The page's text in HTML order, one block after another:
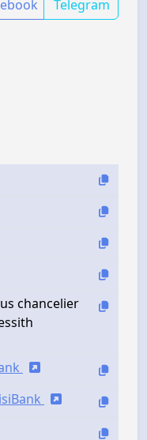
Telegram
chancelier